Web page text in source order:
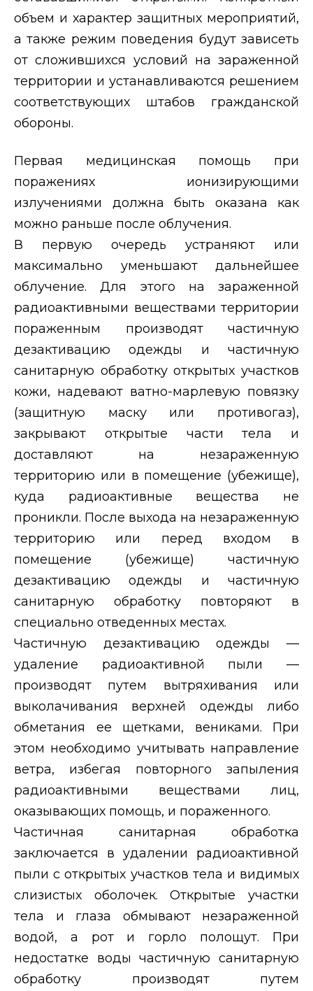
объем и характер защитных мероприятий,
а также режим поведения будут зависеть
от сложившихся условий на зараженной
территории и устанавливаются решением
соответствующих штабов гражданской
обороны.
Первая медицинская помощь при
поражениях ионизирующими
излучениями должна быть оказана как
можно раньше после облучения.
В первую очередь устраняют или
максимально уменьшают дальнейшее
облучение. Для этого на
зараженной
радиоактивными веществами территории
пораженным производят частичную
дезактивацию одежды и частичную
санитарную обработку открытых участков
кожи, надевают ватно-марлевую повязку
(защитную маску или противогаз),
закрывают открытые части тела и
доставляют на незараженную
территорию или в помещение (убежище),
куда радиоактивные вещества не
проникли. После выхода на незараженную
территорию или перед входом в
помещение (убежище) частичную
дезактивацию одежды и частичную
санитарную обработку повторяют в
специально отведенных местах.
Частичную дезактивацию одежды —
удаление радиоактивной пыли —
производят путем вытряхивания или
выколачивания верхней одежды либо
обметания ее щетками, вениками. При
этом необходимо учитывать направление
ветра, избегая повторного запыления
радиоактивными веществами лиц,
оказывающих помощь, и пораженного.
Частичная санитарная обработка
заключается в удалении радиоактивной
пыли с открытых участков тела и видимых
слизистых оболочек. Открытые участки
тела и глаза обмывают незараженной
водой, а рот и горло полощут. При
недостатке воды частичную санитарную
обработку производят путем